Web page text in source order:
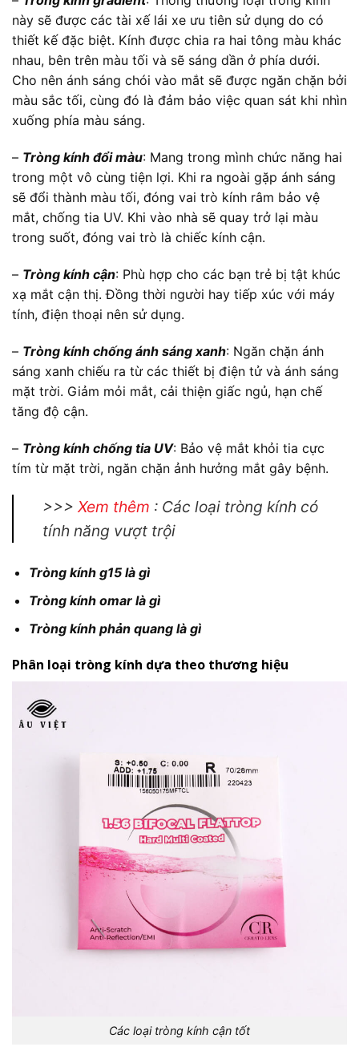
này sẽ được các tài xế lái xe ưu tiên sử dụng do có
thiết kế đặc biệt. Kính được chia ra hai tông màu khác
nhau, bên trên màu tối và sẽ sáng dần ở phía dưới.
Cho nên ánh sáng chói vào mắt sẽ được ngăn chặn bởi
màu sắc tối, cùng đó là đảm bảo việc quan sát khi nhìn
xuống phía màu sáng.
– Tròng kính đổi màu: Mang trong mình chức năng hai
trong một vô cùng tiện lợi. Khi ra ngoài gặp ánh sáng
sẽ đổi thành màu tối, đóng vai trò kính râm bảo vệ
mắt, chống tia UV. Khi vào nhà sẽ quay trở lại màu
trong suốt, đóng vai trò là chiếc kính cận.
– Tròng kính cận: Phù hợp cho các bạn trẻ bị tật khúc
xạ mắt cận thị. Đồng thời người hay tiếp xúc với máy
tính, điện thoại nên sử dụng.
– Tròng kính chống ánh sáng xanh: Ngăn chặn ánh
sáng xanh chiếu ra từ các thiết bị điện tử và ánh sáng
mặt trời. Giảm mỏi mắt, cải thiện giấc ngủ, hạn chế
tăng độ cận.
– Tròng kính chống tia UV: Bảo vệ mắt khỏi tia cực
tím từ mặt trời, ngăn chặn ảnh hưởng mắt gây bệnh.
>>> Xem thêm : Các loại tròng kính có
tính năng vượt trội
Tròng kính g15 là gì
Tròng kính omar là gì
Tròng kính phản quang là gì
Phân loại tròng kính dựa theo thương hiệu
Các loại tròng kính cận tốt